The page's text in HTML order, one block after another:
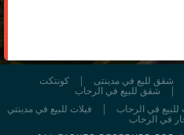
كونتكت شقق لليع في مدينتى
شقق للبيع في الرحاب
فيلات للبيع في مدينتي
للبيع في الرحاب
في الرحاب